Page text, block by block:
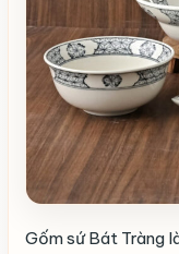
Gốm sứ Bát Tràng